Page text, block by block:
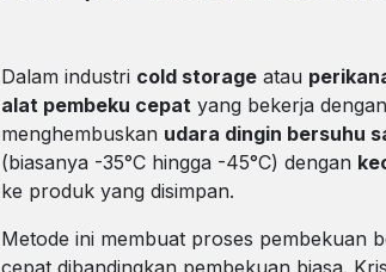
Dalam industri cold storage atau
alat pembeku cepat yang bekerja
menghembuskan udara dingin bersuhu
(biasanya -35°C hingga -45°C) dengan
ke produk yang disimpan.
Metode ini membuat proses pembekuan
cepat dibandingkan pembekuan biasa.